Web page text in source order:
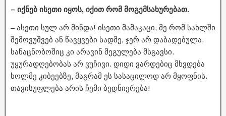
– იქნებ ისეთი იყოს, იქით რომ მოგემსახურებათ.
– ასეთი სულ არ მინდა! ისეთი მამაკაცი, მე რომ სახლში
შემოვუშვებ ან წავყვები სადმე, ჯერ არ დაბადებულა.
სანაცნობოშიც კი არავინ მეგულება მსგავსი.
უყურადღებობას არ ვუჩივი. დიდი ვარდებიც მხვდება
ხოლმე კიბეებზე, მაგრამ ეს სასაცილოდ არ მყოფნის.
თავისუფლება არის ჩემი ბედნიერება!